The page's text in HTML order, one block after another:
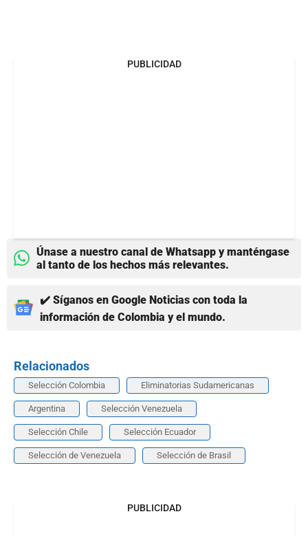
PUBLICIDAD
Únase a nuestro canal de Whatsapp y manténgase
al tanto de los hechos más relevantes.
✔️ Síganos en Google Noticias con toda la
información de Colombia y el mundo.
Relacionados
Selección Colombia Eliminatorias Sudamericanas
Argentina Selección Venezuela
Selección Chile Selección Ecuador
Selección de Venezuela Selección de Brasil
PUBLICIDAD